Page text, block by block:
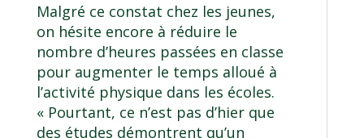
Malgré ce constat chez les jeunes,
on hésite encore à réduire le
nombre d’heures passées en classe
pour augmenter le temps alloué à
l’activité physique dans les écoles.
« Pourtant, ce n’est pas d’hier que
des études démontrent qu’un